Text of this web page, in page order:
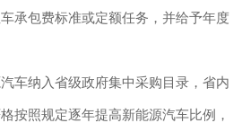
承包费标准或定额任务，并给予年度
纳入省级政府集中采购目录，省内
按照规定逐年提高新能源汽车比例，